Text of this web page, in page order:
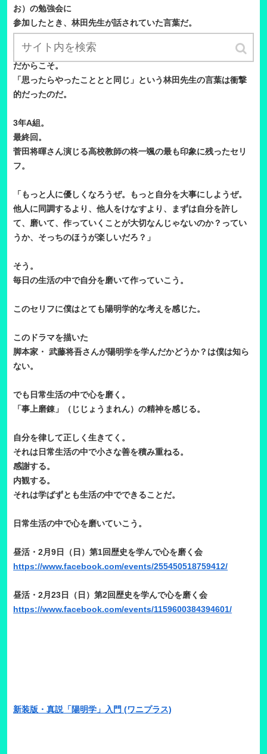
お）の勉強会に
参加したとき、林田先生が話されていた言葉だ。
僕はアタマの中で考えることは自由だと思っていた。
だからこそ。
「思ったらやったこととと同じ」という林田先生の言葉は衝撃
的だったのだ。
3年A組。
最終回。
菅田将暉さん演じる高校教師の柊一颯の最も印象に残ったセリ
フ。
「もっと人に優しくなろうぜ。もっと自分を大事にしようぜ。
他人に同調するより、他人をけなすより、まずは自分を許し
て、磨いて、作っていくことが大切なんじゃないのか？ってい
うか、そっちのほうが楽しいだろ？」
そう。
毎日の生活の中で自分を磨いて作っていこう。
このセリフに僕はとても陽明学的な考えを感じた。
このドラマを描いた
脚本家・ 武藤将吾さんが陽明学を学んだかどうか？は僕は知ら
ない。
でも日常生活の中で心を磨く。
「事上磨錬」（じじょうまれん）の精神を感じる。
自分を律して正しく生きてく。
それは日常生活の中で小さな善を積み重ねる。
感謝する。
内観する。
それは学ばずとも生活の中でできることだ。
日常生活の中で心を磨いていこう。
昼活・2月9日（日）第1回歴史を学んで心を磨く会
https://www.facebook.com/events/255450518759412/
昼活・2月23日（日）第2回歴史を学んで心を磨く会
https://www.facebook.com/events/1159600384394601/
新装版・真説「陽明学」入門 (ワニプラス)